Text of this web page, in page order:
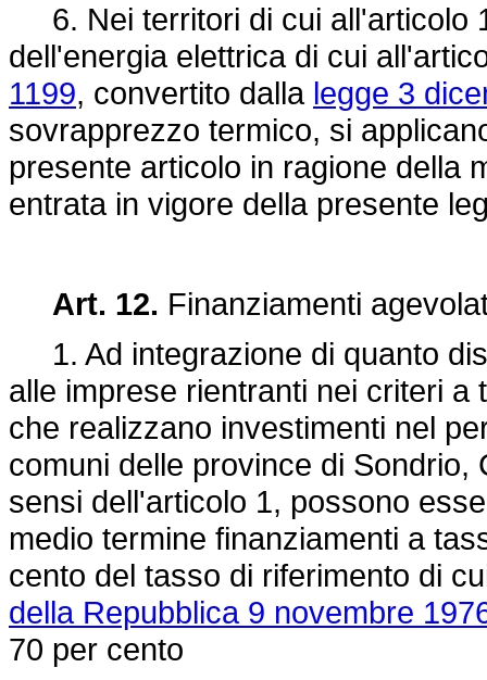
6. Nei territori di cui all'articolo
dell'energia elettrica di cui
1199, convertito dalla legge 3
sovrapprezzo termico, si
presente articolo in ragione della
entrata in vigore della presente
Art. 12. Finanziamenti
1. Ad integrazione di quanto
alle imprese rientranti nei criteri a
che realizzano investimenti nel
comuni delle province di
sensi dell'articolo 1, possono
medio termine finanziamenti a
cento del tasso di riferimento di
della Repubblica 9 novembre
70 per cento